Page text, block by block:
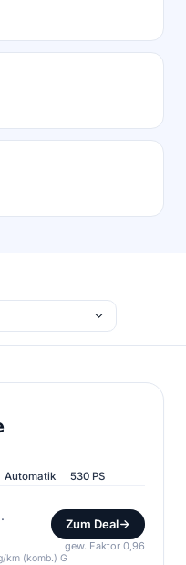
Automatik 530 PS
Zum Deal
gew. Faktor 0,96
km (komb.) G